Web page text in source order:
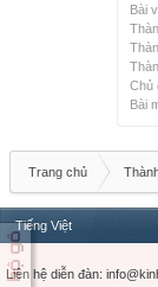
Bài
Chủ
Bài
Trang chủ
Tiếng Việt
Liên hệ diễn đàn: